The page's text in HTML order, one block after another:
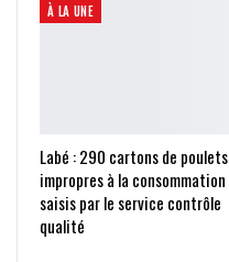
À LA UNE
Labé : 290 cartons de poulets
impropres à la consommation
saisis par le service contrôle
qualité